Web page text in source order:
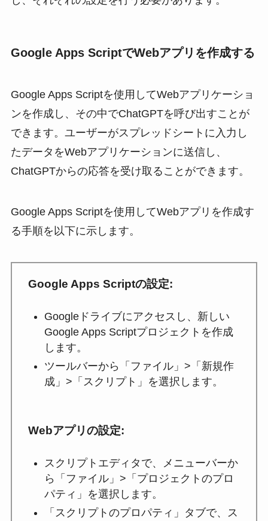
Google Apps ScriptでWebアプリを作成する
Google Apps Scriptを使用してWebアプリケーショ
ンを作成し、その中でChatGPTを呼び出すことが
できます。ユーザーがスプレッドシートに入力し
たデータをWebアプリケーションに送信し、
ChatGPTからの応答を受け取ることができます。
Google Apps Scriptを使用してWebアプリを作成す
る手順を以下に示します。
Google Apps Scriptの設定:
Googleドライブにアクセスし、新しい
Google Apps Scriptプロジェクトを作成
します。
ツールバーから「ファイル」>「新規作
成」>「スクリプト」を選択します。
Webアプリの設定:
スクリプトエディタで、メニューバーか
ら「ファイル」>「プロジェクトのプロ
パティ」を選択します。
「スクリプトのプロパティ」タブで、ス